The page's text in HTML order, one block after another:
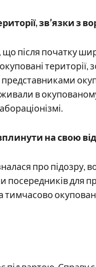
зв’язки з
що після
в
на свою
про підозру,
для